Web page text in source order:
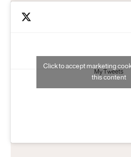
My Tweets
Click to accept marketing
this content